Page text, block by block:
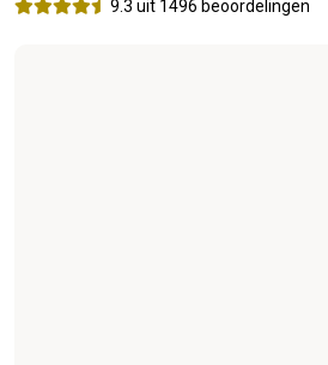
9.3 uit 1496 beoordelingen